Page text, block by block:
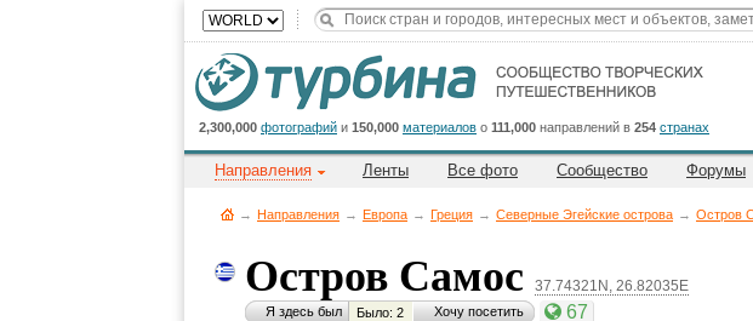
2,300,000 фотографий и 150,000 материалов о 111,000 направлений в 254 странах
Направления Ленты Все фото Сообщество Форумы
→ Направления → Европа → Греция → Северные Эгейские острова → Остров
Остров Самос 37.74321N, 26.82035E
Я здесь был Было: 2 Хочу посетить 67